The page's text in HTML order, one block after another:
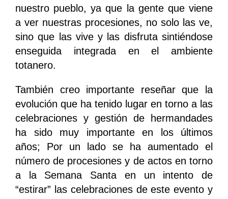
nuestro pueblo, ya que la gente que viene
a ver nuestras procesiones, no solo las ve,
sino que las vive y las disfruta sintiéndose
enseguida integrada en el ambiente
totanero.
También creo importante reseñar que la
evolución que ha tenido lugar en torno a las
celebraciones y gestión de hermandades
ha sido muy importante en los últimos
años; Por un lado se ha aumentado el
número de procesiones y de actos en torno
a la Semana Santa en un intento de
“estirar” las celebraciones de este evento y